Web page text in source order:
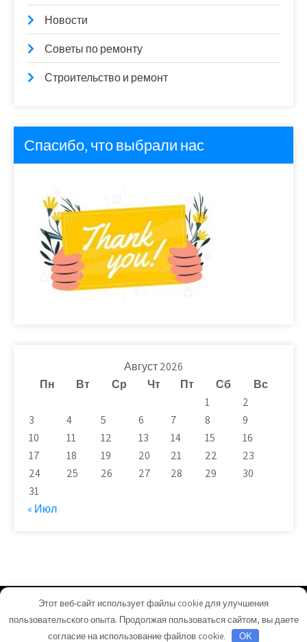
Новости
Советы по ремонту
Строительство и ремонт
Спасибо, что выбрали нас
Август 2026
Пн
Вт Ср Чт Пт Сб
Вс
1
2
3
4 5 6 7 8
9
10
11 12 13 14 15
16
17
18 19 20 21 22
23
24
25 26 27 28 29
30
31
« Июл
plit-beton.ru - Работает на WordPress
Тема от Grace Themes
Этот веб-сайт использует файлы cookie для улучшения
пользовательского опыта. Продолжая пользоваться сайтом, вы даете
согласие на использование файлов cookie.
OK